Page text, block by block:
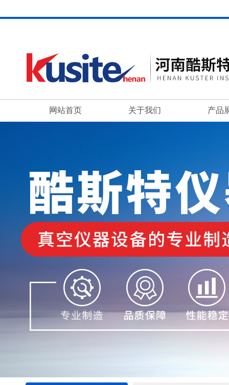
网站首页 关于我们 产品